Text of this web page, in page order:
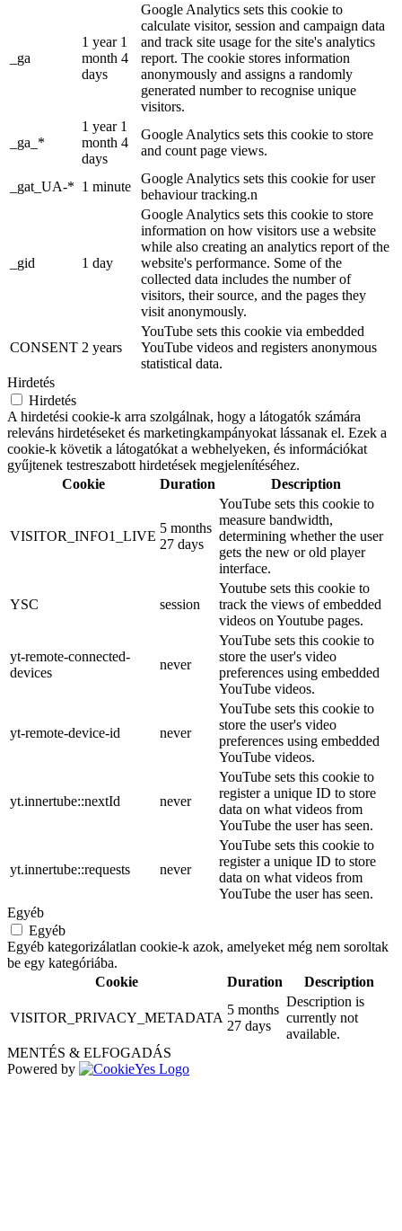
_ga
1 year 1
month 4
days
Google Analytics sets this cookie to
calculate visitor, session and campaign data
and track site usage for the site's analytics
report. The cookie stores information
anonymously and assigns a randomly
generated number to recognise unique
visitors.
_ga_*
1 year 1
month 4
days
Google Analytics sets this cookie to store
and count page views.
_gat_UA-* 1 minute
Google Analytics sets this cookie for user
behaviour tracking.n
_gid 1 day
Google Analytics sets this cookie to store
information on how visitors use a website
while also creating an analytics report of the
website's performance. Some of the
collected data includes the number of
visitors, their source, and the pages they
visit anonymously.
CONSENT 2 years
YouTube sets this cookie via embedded
YouTube videos and registers anonymous
statistical data.
Hirdetés
Hirdetés
A hirdetési cookie-k arra szolgálnak, hogy a látogatók számára
releváns hirdetéseket és marketingkampányokat lássanak el. Ezek a
cookie-k követik a látogatókat a webhelyeken, és információkat
gyűjtenek testreszabott hirdetések megjelenítéséhez.
Cookie
Duration Description
VISITOR_INFO1_LIVE
5 months
27 days
YouTube sets this cookie to
measure bandwidth,
determining whether the user
gets the new or old player
interface.
YSC session
Youtube sets this cookie to
track the views of embedded
videos on Youtube pages.
yt-remote-connected-
devices
never
YouTube sets this cookie to
store the user's video
preferences using embedded
YouTube videos.
yt-remote-device-id never
YouTube sets this cookie to
store the user's video
preferences using embedded
YouTube videos.
yt.innertube::nextId never
YouTube sets this cookie to
register a unique ID to store
data on what videos from
YouTube the user has seen.
yt.innertube::requests never
YouTube sets this cookie to
register a unique ID to store
data on what videos from
YouTube the user has seen.
Egyéb
Egyéb
Egyéb kategorizálatlan cookie-k azok, amelyeket még nem soroltak
be egy kategóriába.
Cookie
Duration Description
VISITOR_PRIVACY_METADATA
5 months
27 days
Description is
currently not
available.
MENTÉS & ELFOGADÁS
Powered by